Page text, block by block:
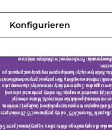
Konfigurieren